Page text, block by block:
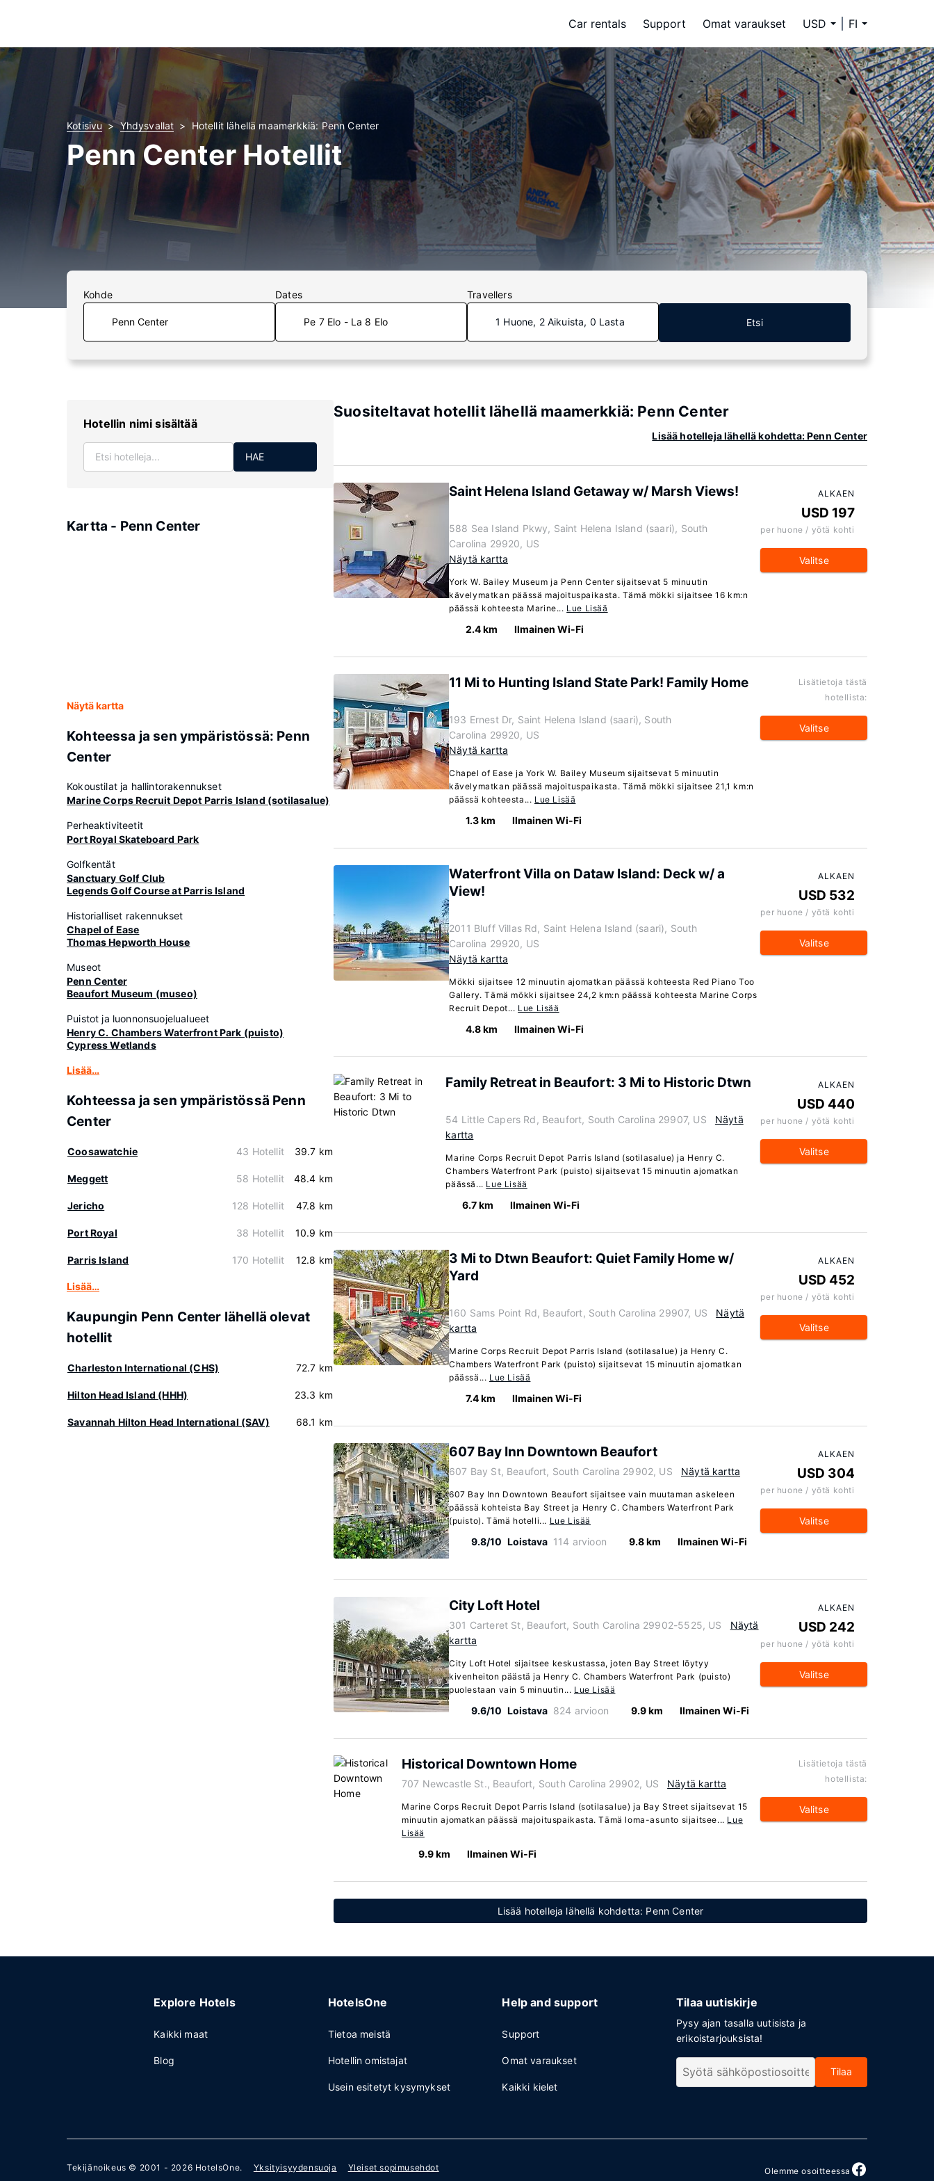
Car rentals Support Omat varaukset USD FI
Kotisivu Yhdysvallat Hotellit lähellä maamerkkiä: Penn Center
Penn Center Hotellit
Kohde Dates
Pe 7 Elo - La 8 Elo
Travellers
1 Huone, 2 Aikuista, 0 Lasta Etsi
Hotellin nimi sisältää
HAE
Kartta - Penn Center
Näytä kartta
Kohteessa ja sen ympäristössä: Penn
Center
Kokoustilat ja hallintorakennukset
Marine Corps Recruit Depot Parris Island (sotilasalue)
Perheaktiviteetit
Port Royal Skateboard Park
Golfkentät
Sanctuary Golf Club
Legends Golf Course at Parris Island
Historialliset rakennukset
Chapel of Ease
Thomas Hepworth House
Museot
Penn Center
Beaufort Museum (museo)
Puistot ja luonnonsuojelualueet
Henry C. Chambers Waterfront Park (puisto)
Cypress Wetlands
Lisää…
Kohteessa ja sen ympäristössä Penn
Center
Coosawatchie 43 Hotellit 39.7 km
Meggett 58 Hotellit 48.4 km
Jericho 128 Hotellit 47.8 km
Port Royal 38 Hotellit 10.9 km
Parris Island 170 Hotellit 12.8 km
Lisää…
Kaupungin Penn Center lähellä olevat
hotellit
Charleston International (CHS) 72.7 km
Hilton Head Island (HHH) 23.3 km
Savannah Hilton Head International (SAV) 68.1 km
Suositeltavat hotellit lähellä maamerkkiä: Penn Center
Lisää hotelleja lähellä kohdetta: Penn Center
Saint Helena Island Getaway w/ Marsh Views!
588 Sea Island Pkwy, Saint Helena Island (saari), South
Carolina 29920, US
Näytä kartta
York W. Bailey Museum ja Penn Center sijaitsevat 5 minuutin
kävelymatkan päässä majoituspaikasta. Tämä mökki sijaitsee 16 km:n
päässä kohteesta Marine... Lue Lisää
2.4 km Ilmainen Wi-Fi
ALKAEN
USD 197
per huone / yötä kohti
Valitse
11 Mi to Hunting Island State Park! Family Home
193 Ernest Dr, Saint Helena Island (saari), South
Carolina 29920, US
Näytä kartta
Chapel of Ease ja York W. Bailey Museum sijaitsevat 5 minuutin
kävelymatkan päässä majoituspaikasta. Tämä mökki sijaitsee 21,1 km:n
päässä kohteesta... Lue Lisää
1.3 km Ilmainen Wi-Fi
Lisätietoja tästä
hotellista:
Valitse
Waterfront Villa on Dataw Island: Deck w/ a
View!
2011 Bluff Villas Rd, Saint Helena Island (saari), South
Carolina 29920, US
Näytä kartta
Mökki sijaitsee 12 minuutin ajomatkan päässä kohteesta Red Piano Too
Gallery. Tämä mökki sijaitsee 24,2 km:n päässä kohteesta Marine Corps
Recruit Depot... Lue Lisää
4.8 km Ilmainen Wi-Fi
ALKAEN
USD 532
per huone / yötä kohti
Valitse
Family Retreat in Beaufort: 3 Mi to Historic Dtwn
54 Little Capers Rd, Beaufort, South Carolina 29907, US
Näytä
kartta
Marine Corps Recruit Depot Parris Island (sotilasalue) ja Henry C.
Chambers Waterfront Park (puisto) sijaitsevat 15 minuutin ajomatkan
päässä... Lue Lisää
6.7 km Ilmainen Wi-Fi
ALKAEN
USD 440
per huone / yötä kohti
Valitse
3 Mi to Dtwn Beaufort: Quiet Family Home w/
Yard
160 Sams Point Rd, Beaufort, South Carolina 29907, US
Näytä
kartta
Marine Corps Recruit Depot Parris Island (sotilasalue) ja Henry C.
Chambers Waterfront Park (puisto) sijaitsevat 15 minuutin ajomatkan
päässä... Lue Lisää
7.4 km Ilmainen Wi-Fi
ALKAEN
USD 452
per huone / yötä kohti
Valitse
607 Bay Inn Downtown Beaufort
607 Bay St, Beaufort, South Carolina 29902, US Näytä kartta
607 Bay Inn Downtown Beaufort sijaitsee vain muutaman askeleen
päässä kohteista Bay Street ja Henry C. Chambers Waterfront Park
(puisto). Tämä hotelli... Lue Lisää
9.8/10 Loistava 114 arvioon 9.8 km Ilmainen Wi-Fi
ALKAEN
USD 304
per huone / yötä kohti
Valitse
City Loft Hotel
301 Carteret St, Beaufort, South Carolina 29902-5525, US
Näytä
kartta
City Loft Hotel sijaitsee keskustassa, joten Bay Street löytyy
kivenheiton päästä ja Henry C. Chambers Waterfront Park (puisto)
puolestaan vain 5 minuutin... Lue Lisää
9.6/10 Loistava 824 arvioon 9.9 km Ilmainen Wi-Fi
ALKAEN
USD 242
per huone / yötä kohti
Valitse
Historical Downtown Home
707 Newcastle St., Beaufort, South Carolina 29902, US Näytä kartta
Marine Corps Recruit Depot Parris Island (sotilasalue) ja Bay Street sijaitsevat 15
minuutin ajomatkan päässä majoituspaikasta. Tämä loma-asunto sijaitsee... Lue
Lisää
9.9 km Ilmainen Wi-Fi
Lisätietoja tästä
hotellista:
Valitse
Lisää hotelleja lähellä kohdetta: Penn Center
Explore Hotels
Kaikki maat
Blog
HotelsOne
Tietoa meistä
Hotellin omistajat
Usein esitetyt kysymykset
Help and support
Support
Omat varaukset
Kaikki kielet
Tilaa uutiskirje
Pysy ajan tasalla uutisista ja
erikoistarjouksista!
Tilaa
Tekijänoikeus © 2001 - 2026 HotelsOne. Yksityisyydensuoja Yleiset sopimusehdot Olemme osoitteessa